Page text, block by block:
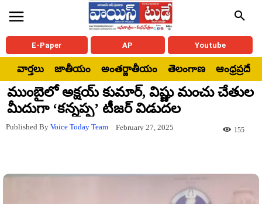
E-Paper AP Youtube
వార్తలు జాతీయం అంతర్జాతీయం తెలంగాణ ఆంధ్రప్రదేశ్
ముంబైలో అక్షయ్ కుమార్, విష్ణు మంచు చేతుల
మీదుగా ‘కన్నప్ప’ టీజర్ విడుదల
Published By Voice Today Team February 27, 2025 155